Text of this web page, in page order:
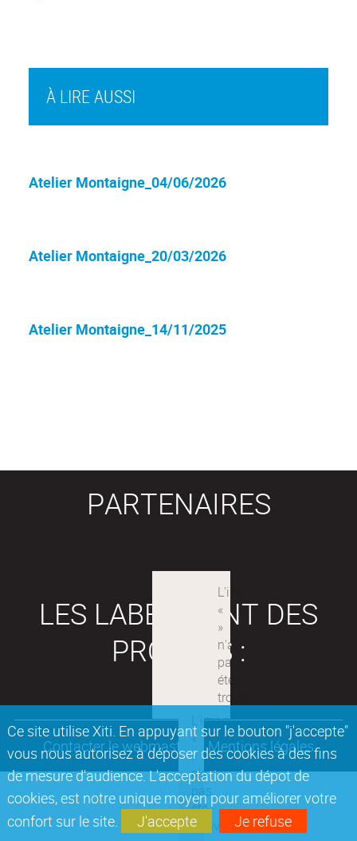
Ce site utilise Xiti. En appuyant sur le bouton "j'accepte"
vous nous autorisez à déposer des cookies à des fins
de mesure d'audience. L'acceptation du dépot de
cookies, est notre unique moyen pour améliorer votre
confort sur le site.
J'accepte Je refuse
À LIRE AUSSI
Atelier Montaigne_04/06/2026
Atelier Montaigne_20/03/2026
Atelier Montaigne_14/11/2025
PARTENAIRES
LES LABEX SONT DES
PROJETS :
Contacter le webmaster Mentions légales